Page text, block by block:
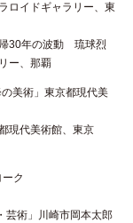
ロイドギャラリー、東
30年の波動 琉球烈
ー、那覇
美術」東京都現代美
現代美術館、東京
ク
術」川崎市岡本太郎